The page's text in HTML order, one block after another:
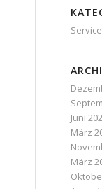
Service
Juni
März
März